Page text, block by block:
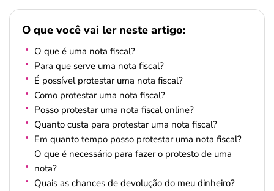
O que você vai ler neste artigo:
O que é uma nota fiscal?
Para que serve uma nota fiscal?
É possível protestar uma nota fiscal?
Como protestar uma nota fiscal?
Posso protestar uma nota fiscal online?
Quanto custa para protestar uma nota fiscal?
Em quanto tempo posso protestar uma nota fiscal?
O que é necessário para fazer o protesto de uma
nota?
Quais as chances de devolução do meu dinheiro?